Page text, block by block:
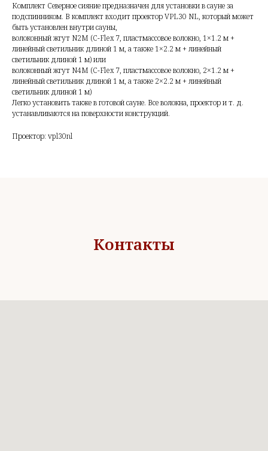
Комплект Северное сияние предназначен для установки в сауне за
подспинником. В комплект входит проектор VPL30 NL, который может
быть установлен внутри сауны,
волоконный жгут N2M (C-Flex 7, пластмассовое волокно, 1×1.2 м +
линейный светильник длиной 1 м, а также 1×2.2 м + линейный
светильник длиной 1 м) или
волоконный жгут N4M (C-Flex 7, пластмассовое волокно, 2×1.2 м +
линейный светильник длиной 1 м, а также 2×2.2 м + линейный
светильник длиной 1 м)
Легко установить также в готовой сауне. Все волокна, проектор и т. д.
устанавливаются на поверхности конструкций.
Проектор: vpl30nl
Контакты